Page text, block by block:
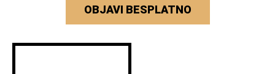
OBJAVI BESPLATNO